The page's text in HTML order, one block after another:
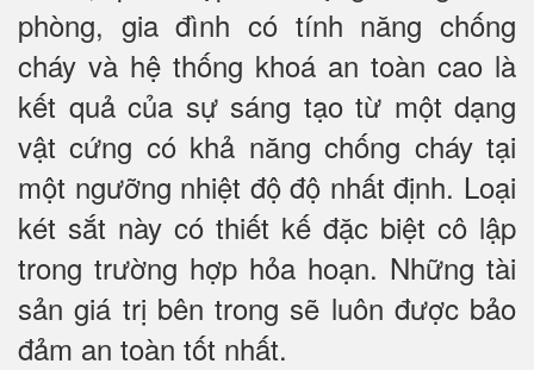
phòng, gia đình có tính năng chống
cháy và hệ thống khoá an toàn cao là
kết quả của sự sáng tạo từ một dạng
vật cứng có khả năng chống cháy tại
một ngưỡng nhiệt độ độ nhất định. Loại
két sắt này có thiết kế đặc biệt cô lập
trong trường hợp hỏa hoạn. Những tài
sản giá trị bên trong sẽ luôn được bảo
đảm an toàn tốt nhất.